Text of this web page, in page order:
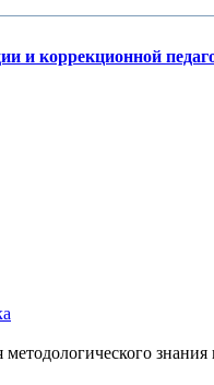
и коррекционной